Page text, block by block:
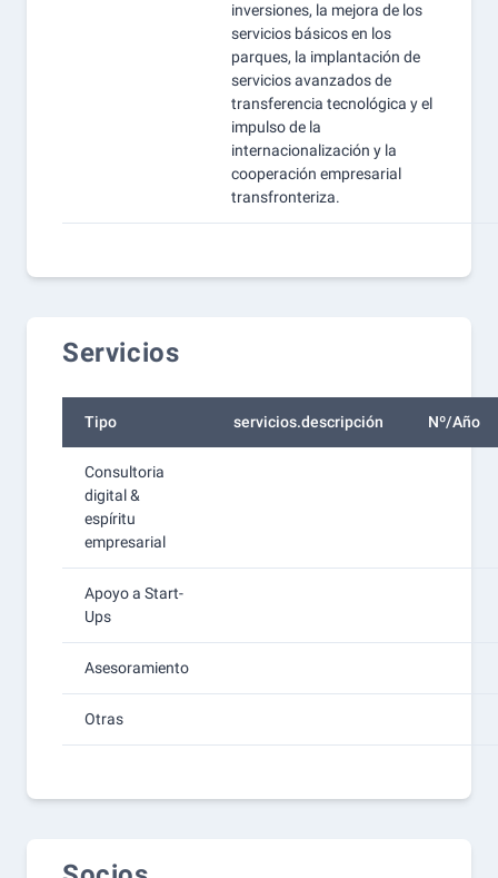
inversiones, la mejora de los
servicios básicos en los
parques, la implantación de
servicios avanzados de
transferencia tecnológica y el
impulso de la
internacionalización y la
cooperación empresarial
transfronteriza.
Servicios
Tipo servicios.descripción Nº/Año
Consultoria
digital &
espíritu
empresarial
Apoyo a Start-
Ups
Asesoramiento
Otras